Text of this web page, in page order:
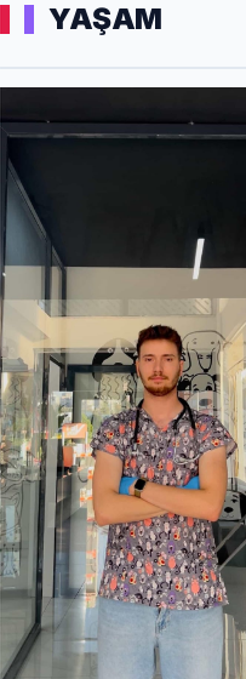
ESNAFIYLA
YAŞAM